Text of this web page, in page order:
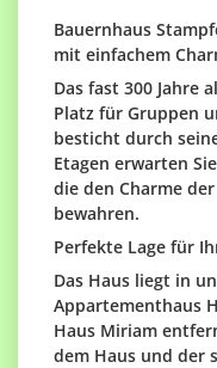
Bauernhaus
mit einfachem
Das fast 300 Jahre
Platz für Gruppen
besticht durch
Etagen erwarten
die den Charme
bewahren.
Perfekte Lage für
Das Haus liegt in
Appartementhaus
Haus Miriam
dem Haus und der